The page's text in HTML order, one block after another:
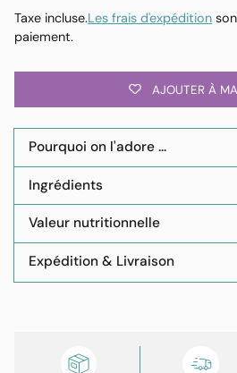
Taxe incluse.Les frais d'expédition
paiement.
AJOUTER À
Pourquoi on l'adore ...
Ingrédients
Valeur nutritionnelle
Expédition & Livraison